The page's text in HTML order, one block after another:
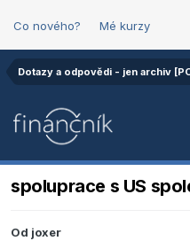
Co nového? Mé kurzy
spoluprace s US
Od joxer